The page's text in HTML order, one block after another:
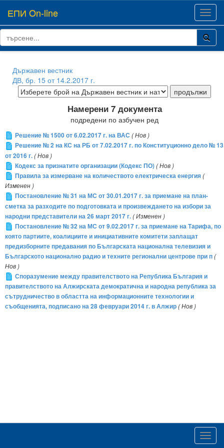
ЕПИ On-line
Държавен вестник
ДВ, бр. 15 от 14.2.2017 г.
Намерени 7 документа
подредени по азбучен ред
Решение № 1500 от 6.02.2017 г. на ВАС ( Нов )
Решение № 2 на КС на РБ от 7.02.2017 г. по Конституционно дело № 13
от 2016 г.( Нов )
Кодекс за признатите организации (Кодекс ПО)( Нов )
Правила за измерване на количеството електрическа енергия(
Изменен )
Постановление № 31 на МС от 30.01.2017 г. за приемане на план-
сметка за разходите по подготовката и произвеждането на избори за
народни представители на 26 март 2017 г.( Изменен )
Постановление № 32 на МС от 9.02.2017 г. за приемане на Тарифа, по
която партиите, коалициите и инициативните комитети заплащат
предизборните предавания по Българската национална телевизия и
Българското национално радио и техните регионални центрове при п(
Нов )
Споразумение между правителството на Република България и
правителството на Алжирската демократична и народна република за
сътрудничество в областта на информационните технологии и
съобщенията, подписано на 28 февруари 2014 г. в Алжир( Нов )